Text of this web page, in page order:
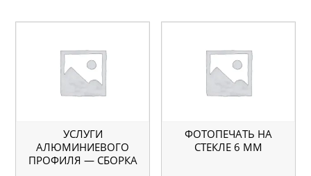
УСЛУГИ
АЛЮМИНИЕВОГО
ПРОФИЛЯ — СБОРКА
ФОТОПЕЧАТЬ НА
СТЕКЛЕ 6 ММ